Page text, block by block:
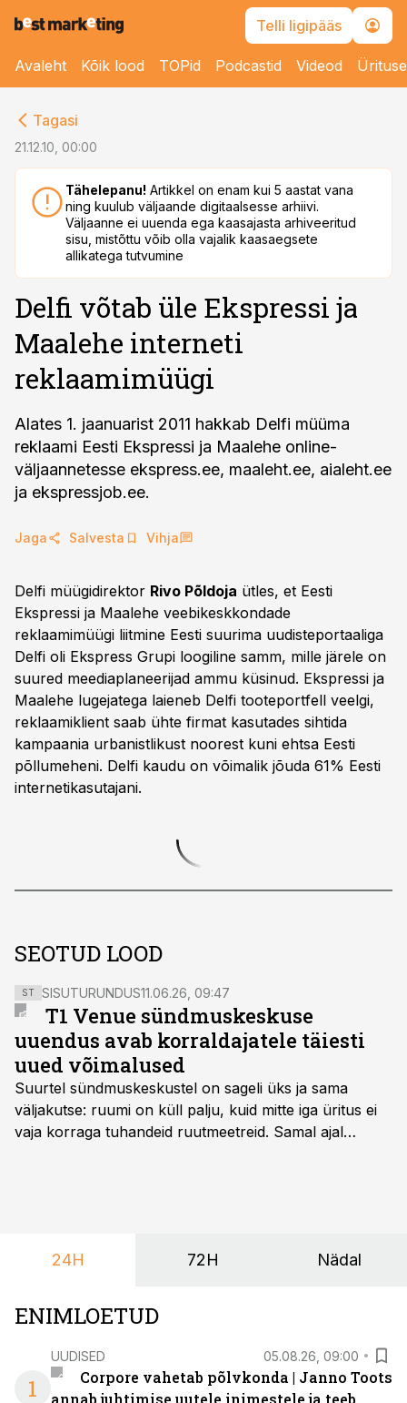
Telli ligipääs
Avaleht Kõik lood TOPid Podcastid Videod
Tagasi
21.12.10, 00:00
Tähelepanu! Artikkel on enam kui 5 aastat vana
ning kuulub väljaande digitaalsesse arhiivi.
Väljaanne ei uuenda ega kaasajasta arhiveeritud
sisu, mistõttu võib olla vajalik kaasaegsete
allikatega tutvumine
Delfi võtab üle Ekspressi ja
Maalehe interneti
reklaamimüügi
Alates 1. jaanuarist 2011 hakkab Delfi müüma
reklaami Eesti Ekspressi ja Maalehe online-
väljaannetesse ekspress.ee, maaleht.ee, aialeht.ee
ja ekspressjob.ee.
Jaga Salvesta Vihja
Delfi müügidirektor Rivo Põldoja ütles, et Eesti
Ekspressi ja Maalehe veebikeskkondade
reklaamimüügi liitmine Eesti suurima uudisteportaaliga
Delfi oli Ekspress Grupi loogiline samm, mille järele on
suured meediaplaneerijad ammu küsinud. Ekspressi ja
Maalehe lugejatega laieneb Delfi tooteportfell veelgi,
reklaamiklient saab ühte firmat kasutades sihtida
kampaania urbanistlikust noorest kuni ehtsa Eesti
põllumeheni. Delfi kaudu on võimalik jõuda 61% Eesti
internetikasutajani.
SEOTUD LOOD
ST SISUTURUNDUS11.06.26, 09:47
T1 Venue sündmuskeskuse
uuendus avab korraldajatele täiesti
uued võimalused
Suurtel sündmuskeskustel on sageli üks ja sama
väljakutse: ruumi on küll palju, kuid mitte iga üritus ei
vaja korraga tuhandeid ruutmeetreid. Samal ajal
nendele vajadustele vastanud uuendusega, mis pakub
24H 72H Nädal
ENIMLOETUD
1
UUDISED 05.08.26, 09:00
Corpore vahetab põlvkonda | Janno Toots
annab juhtimise uutele inimestele ja teeb